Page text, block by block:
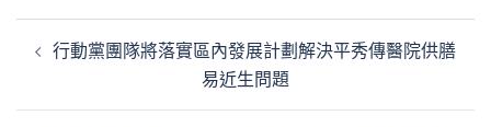
章 行動黨團隊將落實區內發展計劃解決平秀傳醫院供膳
易近生問題